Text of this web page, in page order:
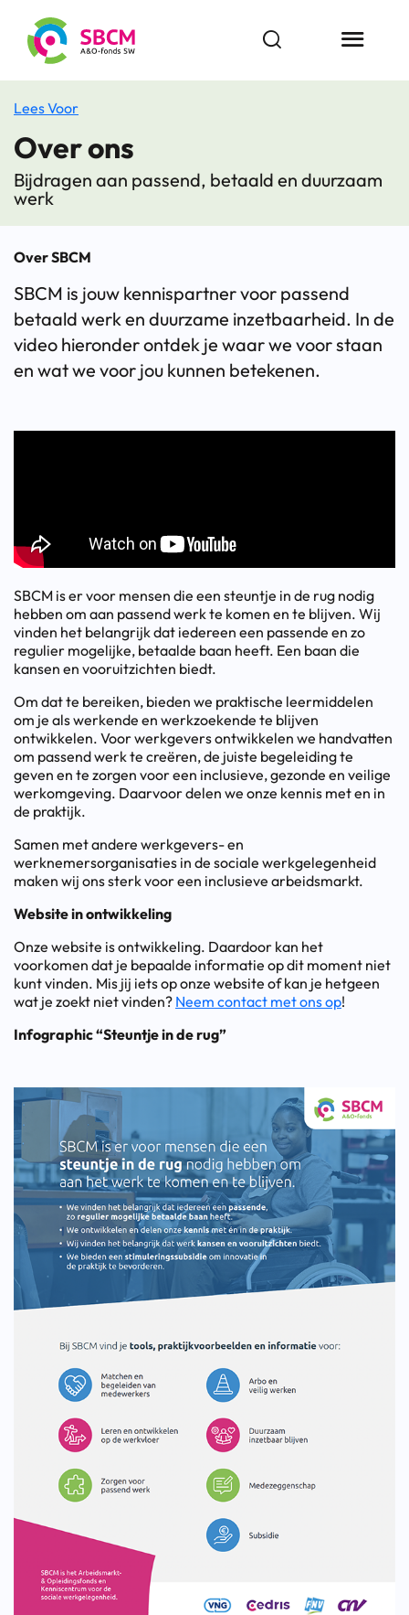
inhoud
Open zoekbalk
Menu
Lees Voor
Over ons
Bijdragen aan passend, betaald en duurzaam
werk
Over SBCM
SBCM is jouw kennispartner voor passend
betaald werk en duurzame inzetbaarheid. In de
video hieronder ontdek je waar we voor staan
en wat we voor jou kunnen betekenen.
SBCM is er voor mensen die een steuntje in de rug nodig
hebben om aan passend werk te komen en te blijven. Wij
vinden het belangrijk dat iedereen een passende en zo
regulier mogelijke, betaalde baan heeft. Een baan die
kansen en vooruitzichten biedt.
Om dat te bereiken, bieden we praktische leermiddelen
om je als werkende en werkzoekende te blijven
ontwikkelen. Voor werkgevers ontwikkelen we handvatten
om passend werk te creëren, de juiste begeleiding te
geven en te zorgen voor een inclusieve, gezonde en veilige
werkomgeving. Daarvoor delen we onze kennis met en in
de praktijk.
Samen met andere werkgevers- en
werknemersorganisaties in de sociale werkgelegenheid
maken wij ons sterk voor een inclusieve arbeidsmarkt.
Website in ontwikkeling
Onze website is ontwikkeling. Daardoor kan het
voorkomen dat je bepaalde informatie op dit moment niet
kunt vinden. Mis jij iets op onze website of kan je hetgeen
wat je zoekt niet vinden? Neem contact met ons op!
Infographic “Steuntje in de rug”